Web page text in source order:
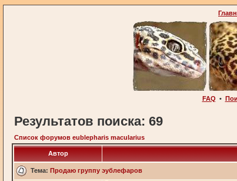
FAQ •
Результатов поиска: 69
Список форумов eublepharis macularius
Автор
Тема: Продаю группу эублефаров